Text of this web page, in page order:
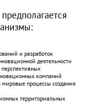
и разработок
деятельности
компаний
процессы создания
территориальных